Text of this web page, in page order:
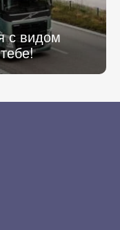
с видом